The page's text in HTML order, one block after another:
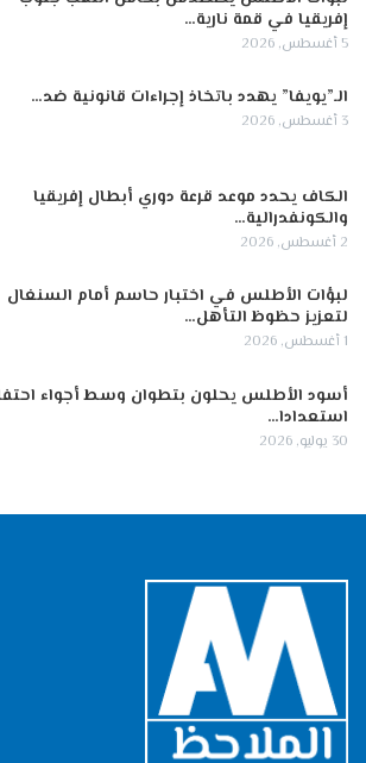
إفريقيا في قمة نارية…
5 أغسطس, 2026
الـ”يويفا” يهدد باتخاذ إجراءات قانونية ضد…
3 أغسطس, 2026
الكاف يحدد موعد قرعة دوري أبطال إفريقيا
والكونفدرالية…
2 أغسطس, 2026
لبؤات الأطلس في اختبار حاسم أمام السنغال
لتعزيز حظوظ التأهل…
1 أغسطس, 2026
أسود الأطلس يحلون بتطوان وسط أجواء
استعدادا…
30 يوليو, 2026